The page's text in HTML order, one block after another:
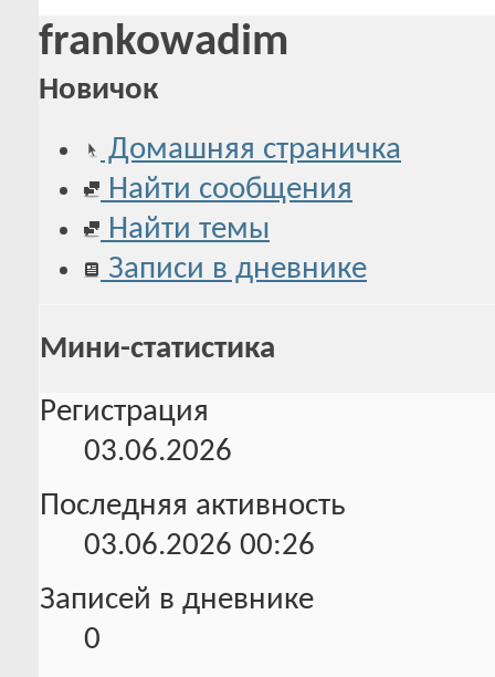
frankowadim
Новичок
Домашняя страничка
Найти сообщения
Найти темы
Записи в дневнике
Мини-статистика
Регистрация
03.06.2026
Последняя активность
03.06.2026 00:26
Записей в дневнике
0